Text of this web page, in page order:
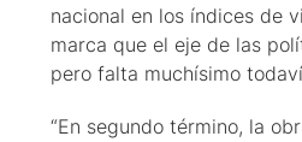
nacional en los índices de
marca que el eje de las
pero falta muchísimo
“En segundo término, la